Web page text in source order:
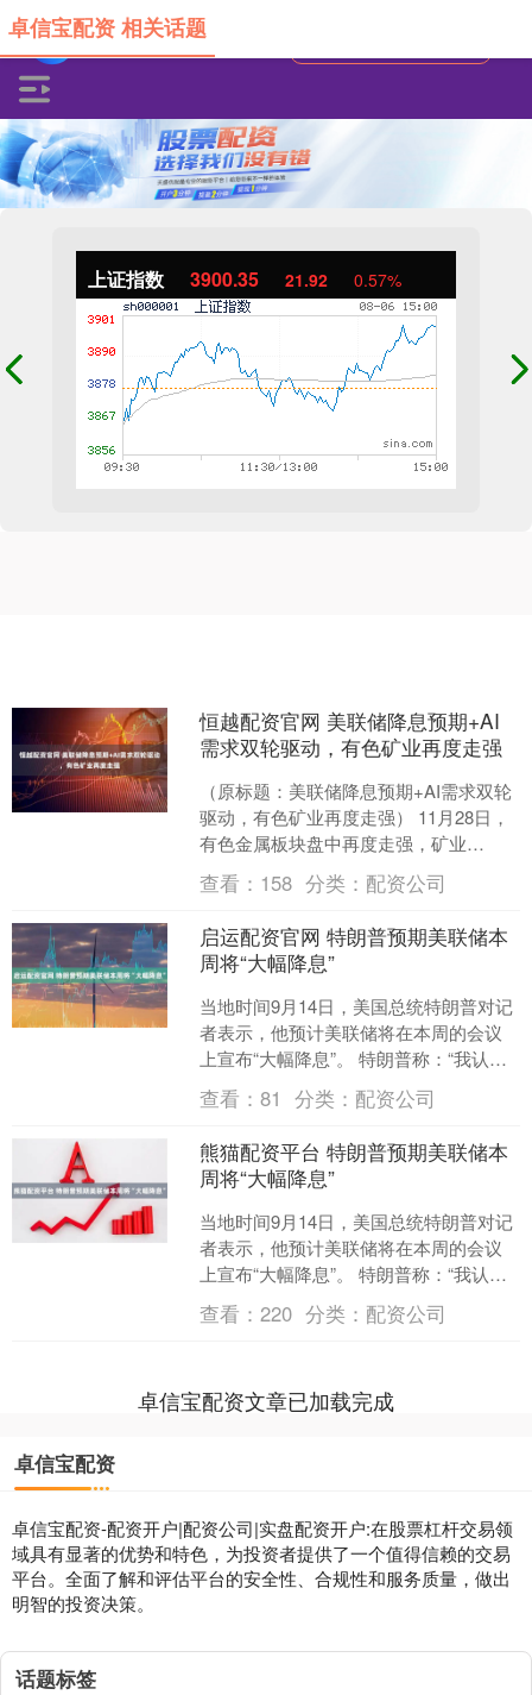
上证指数 3900.35 21.92 0.57%
卓信宝配资 相关话题
恒越配资官网 美联储降息预期+AI
需求双轮驱动，有色矿业再度走强
（原标题：美联储降息预期+AI需求双轮
驱动，有色矿业再度走强） 11月28日，
有色金属板块盘中再度走强，矿业
ETF（159690）涨1.52%，成分股中，盛
新锂....
查看： 158 分类： 配资公司
启运配资官网 特朗普预期美联储本
周将“大幅降息”
当地时间9月14日，美国总统特朗普对记
者表示，他预计美联储将在本周的会议
上宣布“大幅降息”。 特朗普称：“我认为
会有一次大幅降息。”若成真，这将是美
联储自去年1....
查看：81 分类： 配资公司
熊猫配资平台 特朗普预期美联储本
周将“大幅降息”
当地时间9月14日，美国总统特朗普对记
者表示，他预计美联储将在本周的会议
上宣布“大幅降息”。 特朗普称：“我认为
会有一次大幅降息。”若成真，这将是美
联储自去年1....
查看：220 分类： 配资公司
卓信宝配资文章已加载完成
卓信宝配资
卓信宝配资-配资开户|配资公司|实盘配资开户:在股票杠杆交易领
域具有显著的优势和特色，为投资者提供了一个值得信赖的交易
平台。全面了解和评估平台的安全性、合规性和服务质量，做出
明智的投资决策。
话题标签